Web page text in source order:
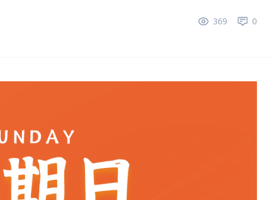
369 0